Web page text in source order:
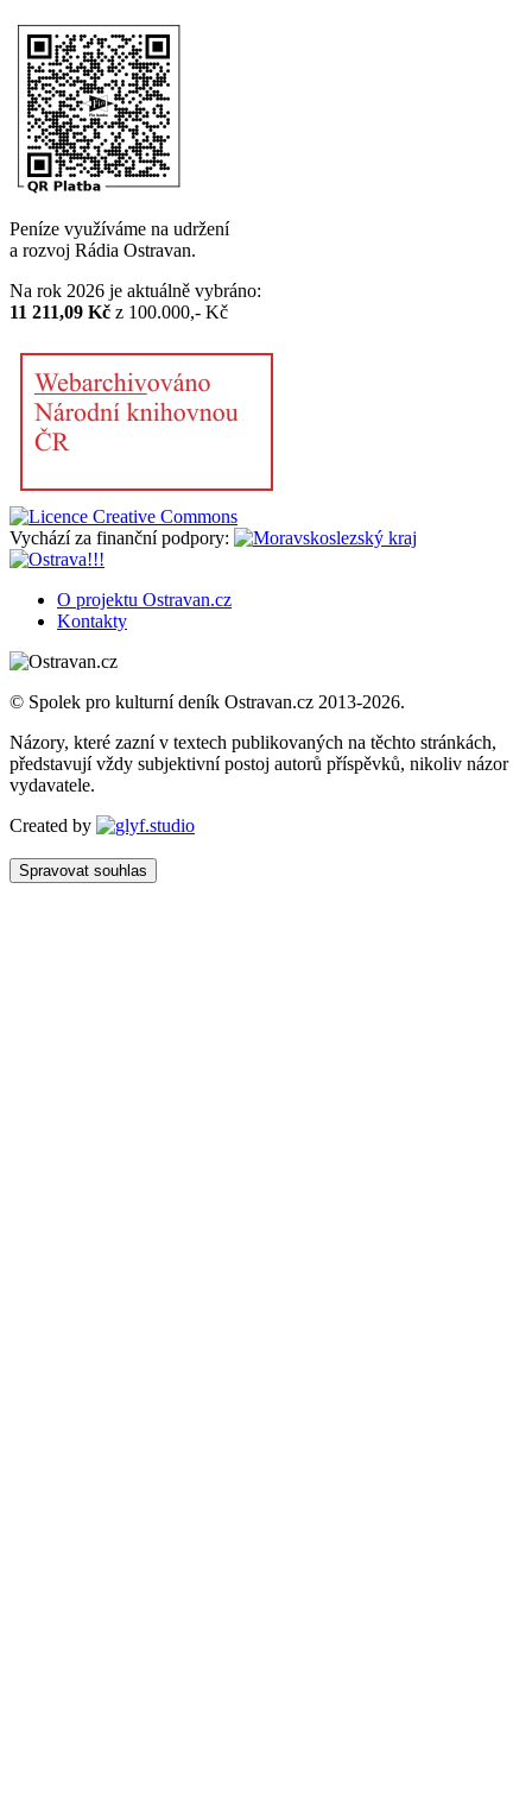
Peníze využíváme na udržení
a rozvoj Rádia Ostravan.
Na rok 2026 je aktuálně vybráno:
11 211,09 Kč z 100.000,- Kč
Vychází za finanční podpory:
O projektu Ostravan.cz
Kontakty
© Spolek pro kulturní deník Ostravan.cz 2013-2026.
Názory, které zazní v textech publikovaných na těchto stránkách,
představují vždy subjektivní postoj autorů příspěvků, nikoliv názor
vydavatele.
Created by
Spravovat souhlas